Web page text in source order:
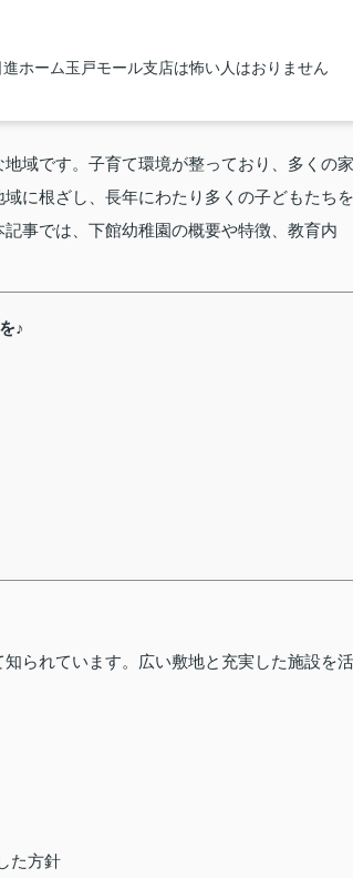
ホーム玉戸モール支店は怖い人はおりません
域です。子育て環境が整っており、多くの家
に根ざし、長年にわたり多くの子どもたちを
事では、下館幼稚園の概要や特徴、教育内
♪
られています。広い敷地と充実した施設を活
た方針